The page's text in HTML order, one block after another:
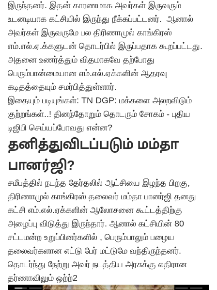
இருந்தனர். இதன் காரணமாக அவர்கள் இருவரும்
உடனடியாக கட்சியில் இருந்து நீக்கப்பட்டனர். ஆனால்
அவர்கள் இருவருமே பல திரிணாமுல் காங்கிரஸ்
எம்.எல்.ஏ.க்களுடன் தொடர்பில் இருப்பதாக கூறப்பட்டது.
அதனை உணர்த்தும் விதமாகவே தற்போது
பெரும்பான்மையான எம்.எல்.ஏக்களின் ஆதரவு
கடிதத்தையும் சமர்பித்துள்ளார்.
இதையும் படியுங்கள்: TN DGP: மக்களை அலறவிடும்
குற்றங்கள்..! தினந்தோறும் தொடரும் சோகம் - புதிய
டிஜிபி செய்யப்போவது என்ன?
தனித்துவிடப்படும் மம்தா
பானர்ஜி?
சமீபத்தில் நடந்த தேர்தலில் ஆட்சியை இழந்த பிறகு,
திரிணாமுல் காங்கிரஸ் தலைவர் மம்தா பானர்ஜி தனது
கட்சி எம்.எல்.ஏக்களின் ஆலோசனை கூட்டத்திற்கு
அழைப்பு விடுத்து இருந்தார். ஆனால் ​​கட்சியின் 80
சட்டமன்ற உறுப்பினர்களில் , பெரும்பாலும் பழைய
தலைவர்களான எட்டு பேர் மட்டுமே வந்திருந்தனர்.
தொடர்ந்து நேற்று அவர் நடத்திய அரசுக்கு எதிரான
தர்ணாவிலும் ஒற்ற்2